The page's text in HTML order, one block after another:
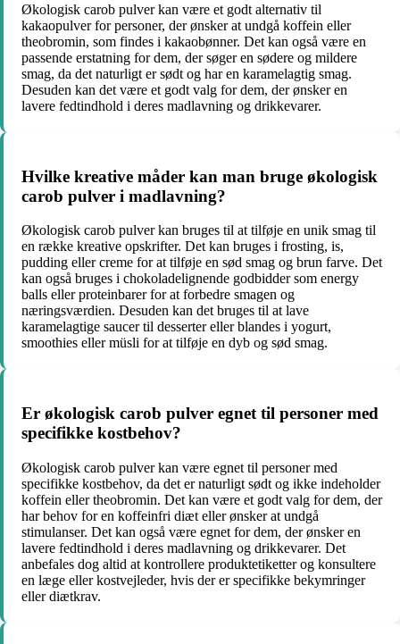
Økologisk carob pulver kan være et godt alternativ til
kakaopulver for personer, der ønsker at undgå koffein eller
theobromin, som findes i kakaobønner. Det kan også være en
passende erstatning for dem, der søger en sødere og mildere
smag, da det naturligt er sødt og har en karamelagtig smag.
Desuden kan det være et godt valg for dem, der ønsker en
lavere fedtindhold i deres madlavning og drikkevarer.
Hvilke kreative måder kan man bruge økologisk
carob pulver i madlavning?
Økologisk carob pulver kan bruges til at tilføje en unik smag til
en række kreative opskrifter. Det kan bruges i frosting, is,
pudding eller creme for at tilføje en sød smag og brun farve. Det
kan også bruges i chokoladelignende godbidder som energy
balls eller proteinbarer for at forbedre smagen og
næringsværdien. Desuden kan det bruges til at lave
karamelagtige saucer til desserter eller blandes i yogurt,
smoothies eller müsli for at tilføje en dyb og sød smag.
Er økologisk carob pulver egnet til personer med
specifikke kostbehov?
Økologisk carob pulver kan være egnet til personer med
specifikke kostbehov, da det er naturligt sødt og ikke indeholder
koffein eller theobromin. Det kan være et godt valg for dem, der
har behov for en koffeinfri diæt eller ønsker at undgå
stimulanser. Det kan også være egnet for dem, der ønsker en
lavere fedtindhold i deres madlavning og drikkevarer. Det
anbefales dog altid at kontrollere produktetiketter og konsultere
en læge eller kostvejleder, hvis der er specifikke bekymringer
eller diætkrav.